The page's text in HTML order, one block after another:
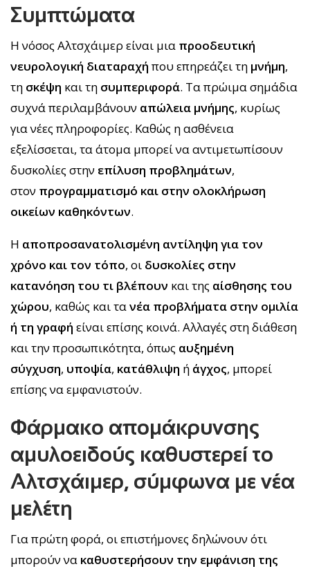
Συμπτώματα
Η νόσος Αλτσχάιμερ είναι μια προοδευτική
νευρολογική διαταραχή που επηρεάζει τη μνήμη,
τη σκέψη και τη συμπεριφορά. Τα πρώιμα σημάδια
συχνά περιλαμβάνουν απώλεια μνήμης, κυρίως
για νέες πληροφορίες. Καθώς η ασθένεια
εξελίσσεται, τα άτομα μπορεί να αντιμετωπίσουν
δυσκολίες στην επίλυση προβλημάτων,
στον προγραμματισμό και στην ολοκλήρωση
οικείων καθηκόντων.
Η αποπροσανατολισμένη αντίληψη για τον
χρόνο και τον τόπο, οι δυσκολίες στην
κατανόηση του τι βλέπουν και της αίσθησης του
χώρου, καθώς και τανέα προβλήματα στην ομιλία
ή τη γραφή είναι επίσης κοινά. Αλλαγές στη διάθεση
και την προσωπικότητα, όπως αυξημένη
σύγχυση, υποψία, κατάθλιψη ή άγχος, μπορεί
επίσης να εμφανιστούν.
Φάρμακο απομάκρυνσης
αμυλοειδούς καθυστερεί το
Αλτσχάιμερ, σύμφωνα με νέα
μελέτη
Για πρώτη φορά, οι επιστήμονες δηλώνουν ότι
μπορούν να καθυστερήσουν την εμφάνιση της